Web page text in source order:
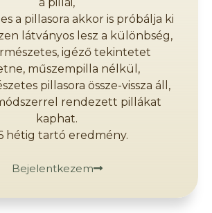
a pillasora akkor is próbálja ki
látványos lesz a különbség,
igéző tekintetet
műszempilla nélkül,
pillasora össze-vissza áll,
rendezett pillákat
kaphat.
hétig tartó eredmény.
Bejelentkezem